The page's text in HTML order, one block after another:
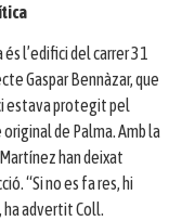
l’edifici del carrer 31
Gaspar Bennàzar, que
estava protegit pel
original de Palma. Amb la
han deixat
“Si no es fa res, hi
ha advertit Coll.